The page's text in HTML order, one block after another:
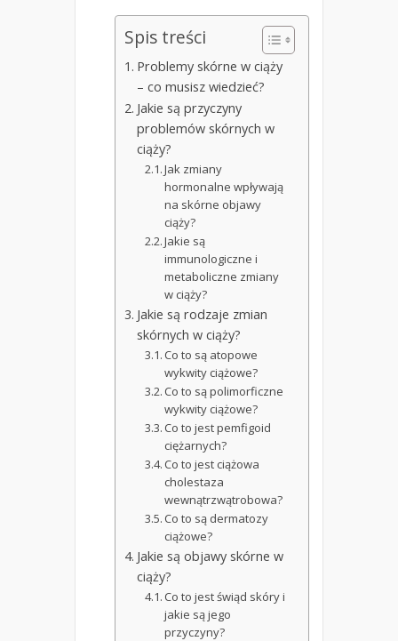
Spis treści
Problemy skórne w ciąży
– co musisz wiedzieć?
Jakie są przyczyny
problemów skórnych w
ciąży?
Jak zmiany
hormonalne wpływają
na skórne objawy
ciąży?
Jakie są
immunologiczne i
metaboliczne zmiany
w ciąży?
Jakie są rodzaje zmian
skórnych w ciąży?
Co to są atopowe
wykwity ciążowe?
Co to są polimorficzne
wykwity ciążowe?
Co to jest pemfigoid
ciężarnych?
Co to jest ciążowa
cholestaza
wewnątrzwątrobowa?
Co to są dermatozy
ciążowe?
Jakie są objawy skórne w
ciąży?
Co to jest świąd skóry i
jakie są jego
przyczyny?